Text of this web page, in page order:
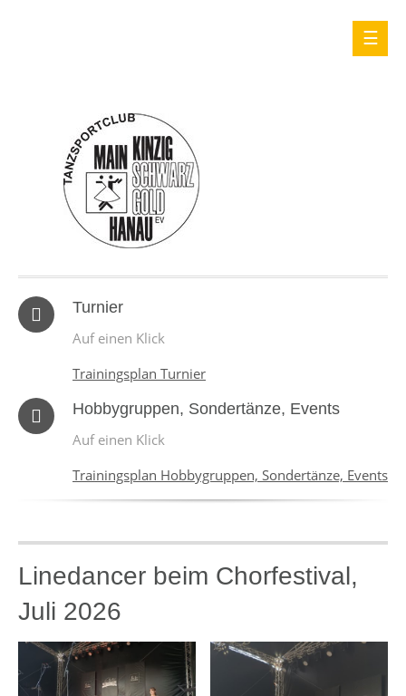
Turnier
Auf einen Klick
Trainingsplan Turnier
Hobbygruppen, Sondertänze, Events
Auf einen Klick
Trainingsplan Hobbygruppen, Sondertänze, Events
Linedancer beim Chorfestival,
Juli 2026